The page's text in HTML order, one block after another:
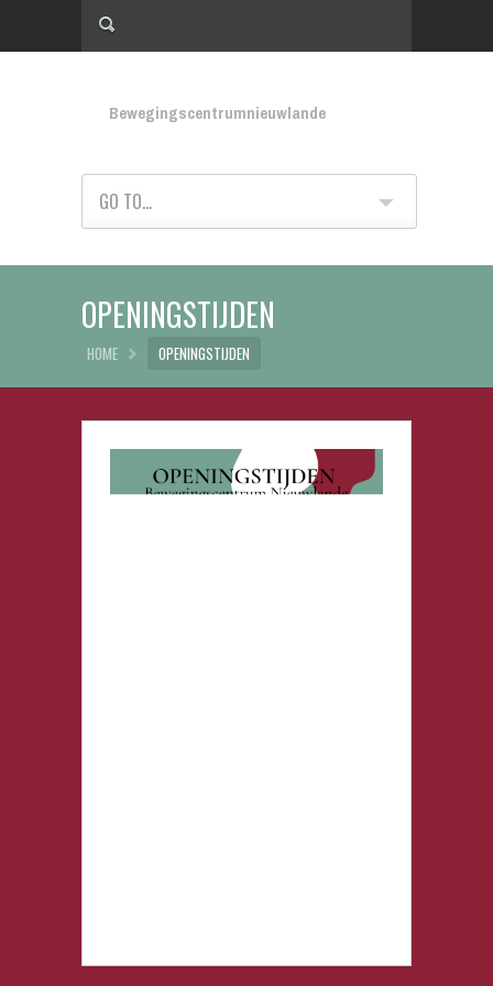
Bewegingscentrumnieuwlande
GO TO...
OPENINGSTIJDEN
HOME OPENINGSTIJDEN